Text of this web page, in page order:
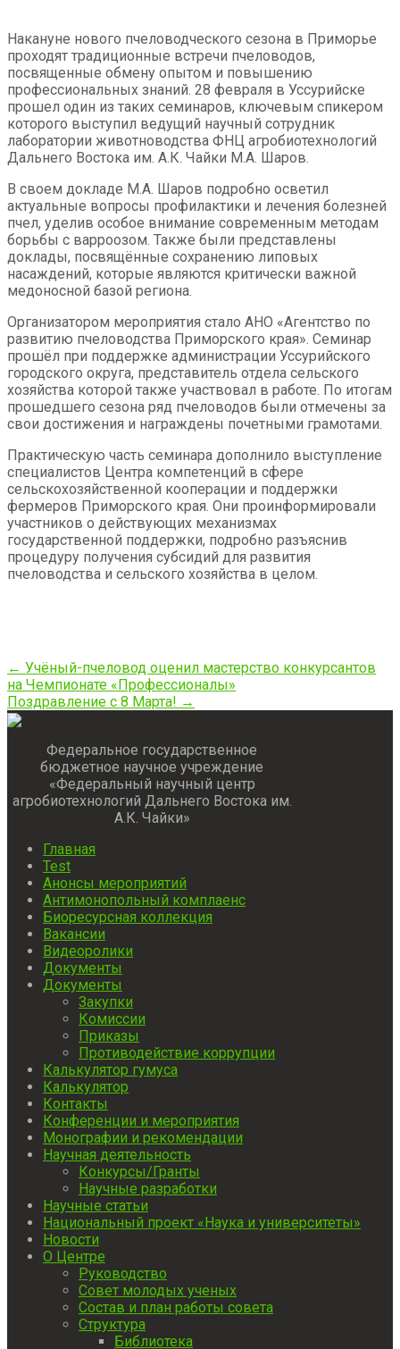
Накануне нового пчеловодческого сезона в Приморье
проходят традиционные встречи пчеловодов,
посвященные обмену опытом и повышению
профессиональных знаний. 28 февраля в Уссурийске
прошел один из таких семинаров, ключевым спикером
которого выступил ведущий научный сотрудник
лаборатории животноводства ФНЦ агробиотехнологий
Дальнего Востока им. А.К. Чайки М.А. Шаров.
В своем докладе М.А. Шаров подробно осветил
актуальные вопросы профилактики и лечения болезней
пчел, уделив особое внимание современным методам
борьбы с варроозом. Также были представлены
доклады, посвящённые сохранению липовых
насаждений, которые являются критически важной
медоносной базой региона.
Организатором мероприятия стало АНО «Агентство по
развитию пчеловодства Приморского края». Семинар
прошёл при поддержке администрации Уссурийского
городского округа, представитель отдела сельского
хозяйства которой также участвовал в работе. По итогам
прошедшего сезона ряд пчеловодов были отмечены за
свои достижения и награждены почетными грамотами.
Практическую часть семинара дополнило выступление
специалистов Центра компетенций в сфере
сельскохозяйственной кооперации и поддержки
фермеров Приморского края. Они проинформировали
участников о действующих механизмах
государственной поддержки, подробно разъяснив
процедуру получения субсидий для развития
пчеловодства и сельского хозяйства в целом.
Post
navigation
← Учёный-пчеловод оценил мастерство конкурсантов
на Чемпионате «Профессионалы»
Поздравление с 8 Марта! →
Федеральное государственное
бюджетное научное учреждение
«Федеральный научный центр
агробиотехнологий Дальнего Востока им.
А.К. Чайки»
Главная
Test
Анонсы мероприятий
Антимонопольный комплаенс
Биоресурсная коллекция
Вакансии
Видеоролики
Документы
Документы
Закупки
Комиссии
Приказы
Противодействие коррупции
Калькулятор гумуса
Калькулятор
Контакты
Конференции и мероприятия
Монографии и рекомендации
Научная деятельность
Конкурсы/Гранты
Научные разработки
Научные статьи
Национальный проект «Наука и университеты»
Новости
О Центре
Руководство
Совет молодых ученых
Состав и план работы совета
Структура
Библиотека